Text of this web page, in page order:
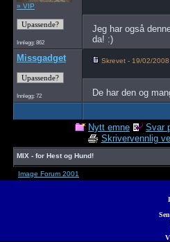
» VIP
Innlegg: 862
Jeg har også
da! :)
Missgadget
Innlegg: 72
Skrevet - 19/02/
De har den og
Nytt emne
Svar
Skrivervennlig
MIX - for Hest og Hund!
Image Forum 2001